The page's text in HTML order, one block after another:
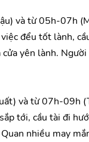
và từ 05h-07h
đểu tốt lành,
cửa yên lành.
và từ 07h-09h
tới, cầu tài đi
nhiều may